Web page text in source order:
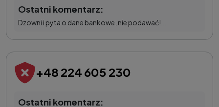
Ostatni komentarz:
Dzowni i pyta o dane bankowe, nie podawać!...
+48 224 605 230
Ostatni komentarz: